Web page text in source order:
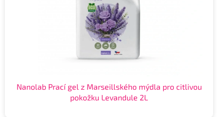
Nanolab Prací gel z Marseillského mýdla pro citlivou
pokožku Levandule 2L